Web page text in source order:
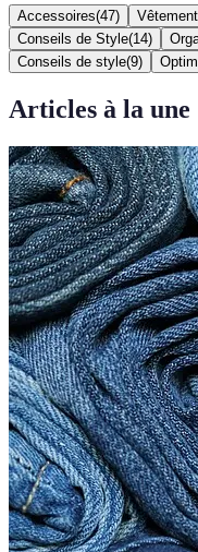
Accessoires(47)
Conseils de Style(14)
Conseils de style(9)
Articles à la une